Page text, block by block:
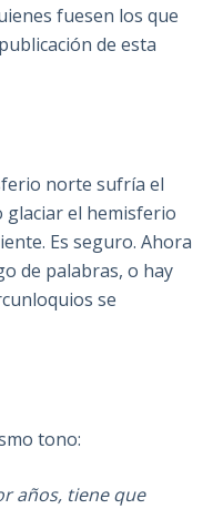
fuesen los que
de esta
norte sufría el
el hemisferio
Es seguro. Ahora
de palabras, o hay
se
tono:
años, tiene que